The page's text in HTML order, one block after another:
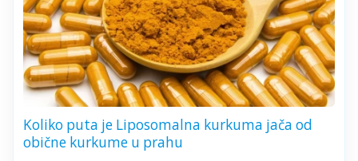
Koliko puta je Liposomalna kurkuma jača od
obične kurkume u prahu